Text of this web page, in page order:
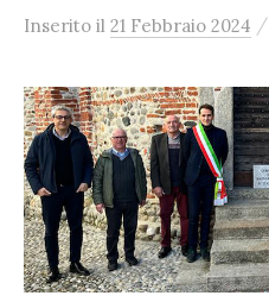
Inserito il 21 Febbraio 2024 /